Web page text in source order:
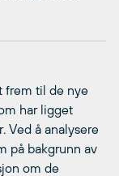
frem til de nye
har ligget
Ved å analysere
på bakgrunn av
om de